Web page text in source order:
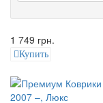
1 749 грн.
Купить